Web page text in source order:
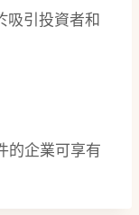
吸引投資者和
的企業可享有